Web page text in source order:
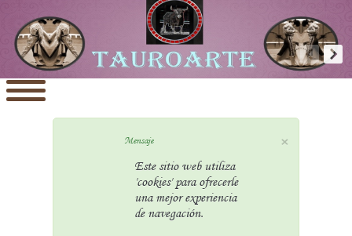
×
Mensaje
Este sitio web utiliza
'cookies' para ofrecerle
una mejor experiencia
de navegación.